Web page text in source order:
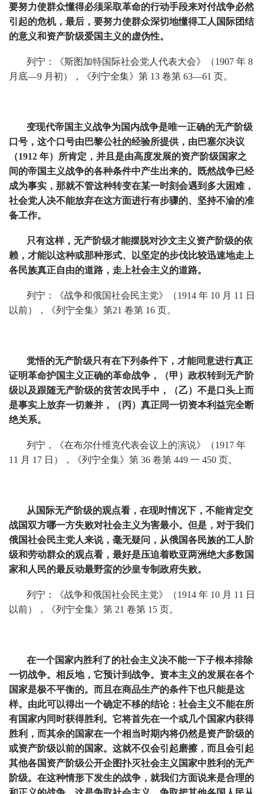
要努力使群众懂得必须采取革命的行动手段来对付战争必然
引起的危机，最后，要努力使群众深切地懂得工人国际团结
的意义和资产阶级爱国主义的虚伪性。
列宁：《斯图加特国际社会党人代表大会》（1907 年 8
月底—9 月初），《列宁全集》第 13 卷第 63—61 页。
变现代帝国主义战争为国内战争是唯一正确的无产阶级
口号，这个口号由巴黎公社的经验所提供，由巴塞尔决议
（1912 年）所肯定，并且是由高度发展的资产阶级国家之
间的帝国主义战争的各种条件中产生出来的。既然战争已经
成为事实，那就不管这种转变在某一时刻会遇到多大困难，
社会党人决不能放弃在这方面进行有步骤的、坚持不渝的准
备工作。
只有这样，无产阶级才能摆脱对沙文主义资产阶级的依
赖，才能以这种或那种形式、以坚定的步伐比较迅速地走上
各民族真正自由的道路，走上社会主义的道路。
列宁：《战争和俄国社会民主党》（1914 年 10 月 11 日
以前），《列宁全集》第21 卷第 16 页。
觉悟的无产阶级只有在下列条件下，才能同意进行真正
证明革命护国主义正确的革命战争，（甲）政权转到无产阶
级以及跟随无产阶级的贫苦农民手中，（乙）不是口头上而
是事实上放弃一切兼并，（丙）真正同一切资本利益完全断
绝关系。
列宁，《在布尔什维克代表会议上的演说》（1917 年
11 月 17 日），《列宁全集》第 36 卷第 449 一 450 页。
从国际无产阶级的观点看，在现时情况下，不能肯定交
战国双方哪一方失败对社会主义为害最小。但是，对于我们
俄国社会民主党人来说，毫无疑问，从俄国各民族的工人阶
级和劳动群众的观点看，最好是压迫着欧亚两洲绝大多数国
家和人民的最反动最野蛮的沙皇专制政府失败。
列宁：《战争和俄国社会民主党》（1914 年 10 月 11 日
以前），《列宁全集》第 21 卷第 15 页。
在一个国家内胜利了的社会主义决不能一下子根本排除
一切战争。相反地， 它预计到战争。资本主义的发展在各个
国家是极不平衡的。而且在商品生产的条件下也只能是这
样。由此可以得出一个确定不移的结论：社会主义不能在所
有国家内同时获得胜利。它将首先在一个或几个国家内获得
胜利，而其余的国家在一个相当时期内将仍然是资产阶级的
或资产阶级以前的国家。这就不仅会引起磨擦，而且会引起
其他各国资产阶级公开企图扑灭社会主义国家中胜利的无产
阶级。在这种情形下发生的战争，就我们方面说来是合理的